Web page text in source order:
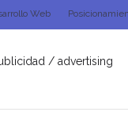
Web
/ advertising